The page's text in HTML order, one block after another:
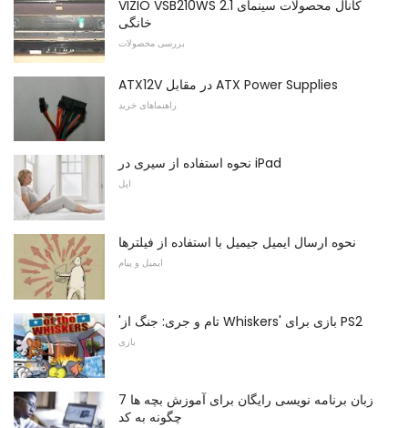
VIZIO VSB210WS 2.1 کانال محصولات سینمای
خانگی
بررسی محصولات
ATX12V در مقابل ATX Power Supplies
راهنماهای خرید
نحوه استفاده از سیری در iPad
اپل
نحوه ارسال ایمیل جیمیل با استفاده از فیلترها
ایمیل و پیام
'تام و جری: جنگ از Whiskers' بازی برای PS2
بازی
7 زبان برنامه نویسی رایگان برای آموزش بچه ها
چگونه به کد